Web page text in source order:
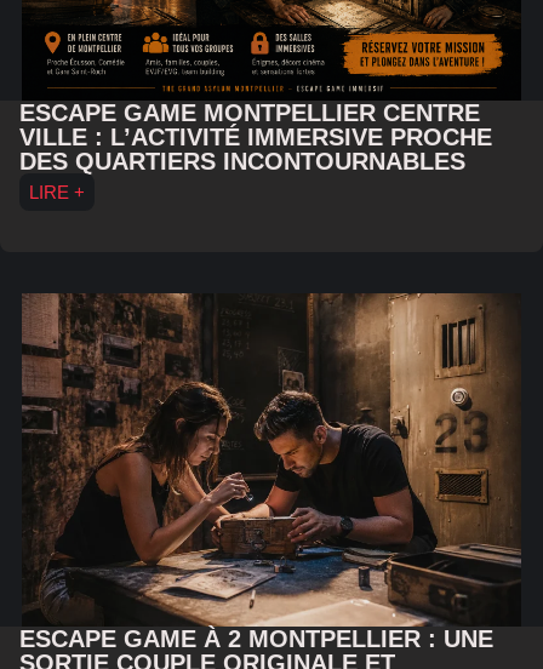
ESCAPE GAME MONTPELLIER CENTRE
VILLE : L’ACTIVITÉ IMMERSIVE PROCHE
DES QUARTIERS INCONTOURNABLES
LIRE +
ESCAPE GAME À 2 MONTPELLIER : UNE
SORTIE COUPLE ORIGINALE ET